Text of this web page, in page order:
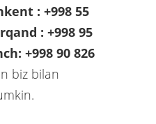
: +998 55
: +998 95
+998 90 826
biz bilan